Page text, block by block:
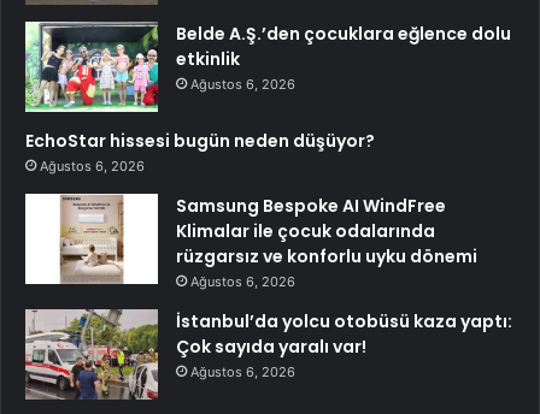
Belde A.Ş.’den çocuklara eğlence dolu
etkinlik
Ağustos 6, 2026
EchoStar hissesi bugün neden düşüyor?
Ağustos 6, 2026
Samsung Bespoke AI WindFree
Klimalar ile çocuk odalarında
rüzgarsız ve konforlu uyku dönemi
Ağustos 6, 2026
İstanbul’da yolcu otobüsü kaza yaptı:
Çok sayıda yaralı var!
Ağustos 6, 2026